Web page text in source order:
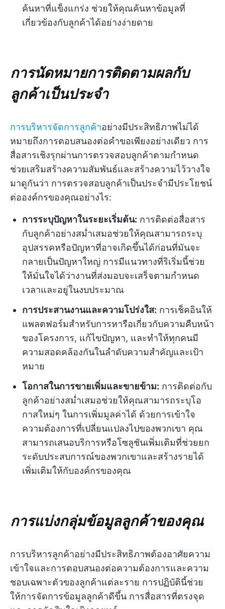
ค้นหาที่แข็งแกร่ง ช่วยให้คุณค้นหาข้อมูลที่
เกี่ยวข้องกับลูกค้าได้อย่างง่ายดาย
การนัดหมายการติดตามผลกับ
ลูกค้าเป็นประจำ
การบริหารจัดการลูกค้าอย่างมีประสิทธิภาพไม่ได้
หมายถึงการตอบสนองต่อคำขอเพียงอย่างเดียว การ
สื่อสารเชิงรุกผ่านการตรวจสอบลูกค้าตามกำหนด
ช่วยเสริมสร้างความสัมพันธ์และสร้างความไว้วางใจ
มาดูกันว่า การตรวจสอบลูกค้าเป็นประจำมีประโยชน์
ต่อองค์กรของคุณอย่างไร:
การระบุปัญหาในระยะเริ่มต้น: การติดต่อสื่อสาร
กับลูกค้าอย่างสม่ำเสมอช่วยให้คุณสามารถระบุ
อุปสรรคหรือปัญหาที่อาจเกิดขึ้นได้ก่อนที่มันจะ
กลายเป็นปัญหาใหญ่ การมีแนวทางที่ริเริ่มนี้ช่วย
ให้มั่นใจได้ว่างานที่ส่งมอบจะเสร็จตามกำหนด
เวลาและอยู่ในงบประมาณ
การประสานงานและความโปร่งใส: การเช็คอินให้
แพลตฟอร์มสำหรับการหารือเกี่ยวกับความคืบหน้า
ของโครงการ, แก้ไขปัญหา, และทำให้ทุกคนมี
ความสอดคล้องกันในลำดับความสำคัญและเป้า
หมาย
โอกาสในการขายเพิ่มและขายข้าม: การติดต่อกับ
ลูกค้าอย่างสม่ำเสมอช่วยให้คุณสามารถระบุโอ
กาสใหม่ๆ ในการเพิ่มมูลค่าได้ ด้วยการเข้าใจ
ความต้องการที่เปลี่ยนแปลงไปของพวกเขา คุณ
สามารถเสนอบริการหรือโซลูชันเพิ่มเติมที่ช่วยยก
ระดับประสบการณ์ของพวกเขาและสร้างรายได้
เพิ่มเติมให้กับองค์กรของคุณ
การแบ่งกลุ่มข้อมูลลูกค้าของคุณ
การบริหารลูกค้าอย่างมีประสิทธิภาพต้องอาศัยความ
เข้าใจและการตอบสนองต่อความต้องการและความ
ชอบเฉพาะตัวของลูกค้าแต่ละราย การปฏิบัตินี้ช่วย
ให้การจัดการข้อมูลลูกค้าดีขึ้น การสื่อสารที่ตรงจุด